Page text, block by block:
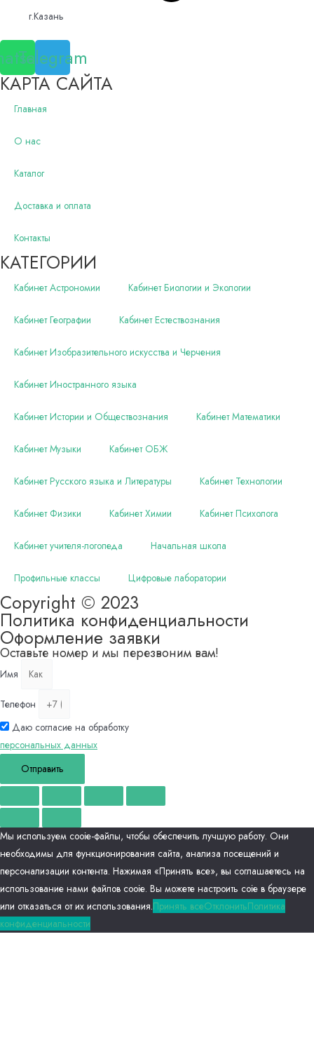
г.Казань
Telegram
КАРТА САЙТА
Главная
О нас
Каталог
Доставка и оплата
Контакты
КАТЕГОРИИ
Кабинет Астрономии Кабинет Биологии и Экологии
Кабинет Географии Кабинет Естествознания
Кабинет Изобразительного искусства и Черчения
Кабинет Иностранного языка
Кабинет Истории и Обществознания Кабинет Математики
Кабинет Музыки Кабинет ОБЖ
Кабинет Русского языка и Литературы Кабинет Технологии
Кабинет Физики Кабинет Химии Кабинет Психолога
Кабинет учителя-логопеда Начальная школа
Профильные классы Цифровые лаборатории
Copyright © 2023
Политика конфиденциальности
Оформление заявки
Оставьте номер и мы перезвоним вам!
Имя
Телефон
Даю согласие на обработку
персональных данных
Отправить
Мы используем сооіе-файлы, чтобы обеспечить лучшую работу. Они
необходимы для функционирования сайта, анализа посещений и
персонализации контента. Нажимая «Принять все», вы соглашаетесь на
использование нами файлов сооіе. Вы можете настроить соіе в браузере
или отказаться от их использования.Принять всеОтклонитьПолитика
конфиденциальности